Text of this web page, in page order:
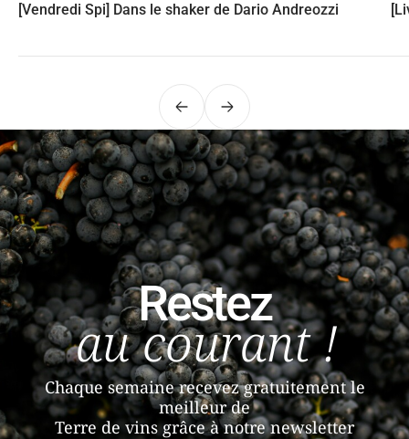
[Vendredi Spi] Dans le shaker de Dario Andreozzi
PrécédentSuivant
Restez
au courant !
Chaque semaine recevez gratuitement le
meilleur de
Terre de vins grâce à notre newsletter